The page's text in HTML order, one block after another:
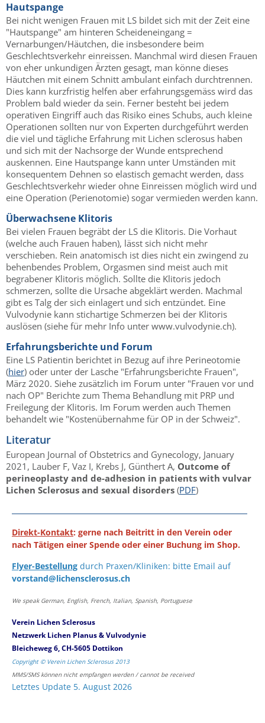
Hautspange
Bei nicht wenigen Frauen mit LS bildet sich mit der Zeit eine
"Hautspange" am hinteren Scheideneingang =
Vernarbungen/Häutchen, die insbesondere beim
Geschlechtsverkehr einreissen. Manchmal wird diesen Frauen
von eher unkundigen Ärzten gesagt, man könne dieses
Häutchen mit einem Schnitt ambulant einfach durchtrennen.
Dies kann kurzfristig helfen aber erfahrungsgemäss wird das
Problem bald wieder da sein. Ferner besteht bei jedem
operativen Eingriff auch das Risiko eines Schubs, auch kleine
Operationen sollten nur von Experten durchgeführt werden
die viel und tägliche Erfahrung mit Lichen sclerosus haben
und sich mit der Nachsorge der Wunde entsprechend
auskennen. Eine Hautspange kann unter Umständen mit
konsequentem Dehnen so elastisch gemacht werden, dass
Geschlechtsverkehr wieder ohne Einreissen möglich wird und
eine Operation (Perienotomie) sogar vermieden werden kann.
Überwachsene Klitoris
Bei vielen Frauen begräbt der LS die Klitoris. Die Vorhaut
(welche auch Frauen haben), lässt sich nicht mehr
verschieben. Rein anatomisch ist dies nicht ein zwingend zu
behenbendes Problem, Orgasmen sind meist auch mit
begrabener Klitoris möglich. Sollte die Klitoris jedoch
schmerzen, sollte die Ursache abgeklärt werden. Machmal
gibt es Talg der sich einlagert und sich entzündet. Eine
Vulvodynie kann stichartige Schmerzen bei der Klitoris
auslösen (siehe für mehr Info unter www.vulvodynie.ch).
Erfahrungsberichte und Forum
Eine LS Patientin berichtet in Bezug auf ihre Perineotomie
(hier) oder unter der Lasche "Erfahrungsberichte Frauen",
März 2020. Siehe zusätzlich im Forum unter "Frauen vor und
nach OP" Berichte zum Thema Behandlung mit PRP und
Freilegung der Klitoris. Im Forum werden auch Themen
behandelt wie "Kostenübernahme für OP in der Schweiz".
Literatur
European Journal of Obstetrics and Gynecology, January
2021, Lauber F, Vaz I, Krebs J, Günthert A, Outcome of
perineoplasty and de-adhesion in patients with vulvar
Lichen Sclerosus and sexual disorders (PDF)
Direkt-Kontakt: gerne nach Beitritt in den Verein oder
nach Tätigen einer Spende oder einer Buchung im Shop.
Flyer-Bestellung durch Praxen/Kliniken: bitte Email auf
vorstand@lichensclerosus.ch
We speak German, English, French, Italian, Spanish, Portuguese
Verein Lichen Sclerosus
Netzwerk Lichen Planus & Vulvodynie
Bleicheweg 6, CH-5605 Dottikon
Copyright © Verein Lichen Sclerosus 2013
MMS/SMS können nicht empfangen werden / cannot be received
Letztes Update 5. August 2026